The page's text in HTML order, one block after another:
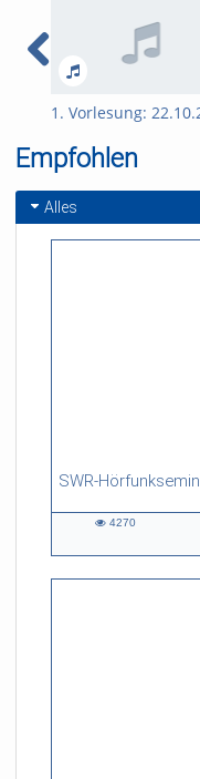
1. Vorlesung:
Empfohlen
Alles
SWR-
26:48 duration
4270